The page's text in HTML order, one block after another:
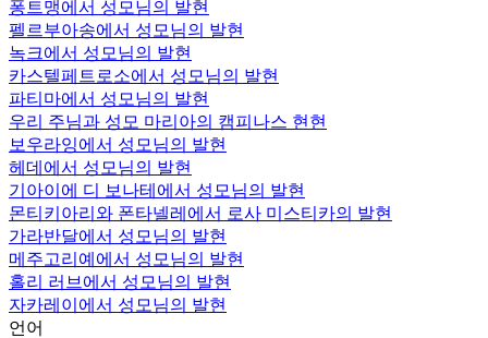
퐁트맹에서 성모님의 발현
펠르부아송에서 성모님의 발현
녹크에서 성모님의 발현
카스텔페트로소에서 성모님의 발현
파티마에서 성모님의 발현
우리 주님과 성모 마리아의 캠피나스 현현
보우라잉에서 성모님의 발현
헤데에서 성모님의 발현
기아이에 디 보나테에서 성모님의 발현
몬티키아리와 폰타넬레에서 로사 미스티카의 발현
가라반달에서 성모님의 발현
메주고리예에서 성모님의 발현
홀리 러브에서 성모님의 발현
자카레이에서 성모님의 발현
언어